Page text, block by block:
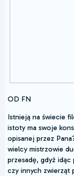
OD FN
Istnieją na świecie
istoty ma swoje
opisanej przez
wielcy mistrzowie
przesadę, gdyż idąc
czy innych zwierząt